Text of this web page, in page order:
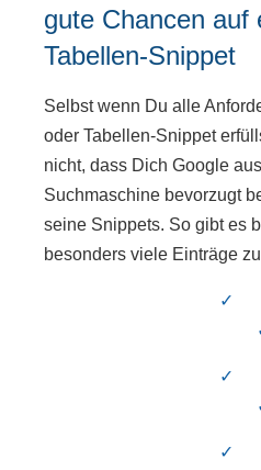
gute Chancen auf
Tabellen-Snippet
Selbst wenn Du alle
oder Tabellen-Snippet
nicht, dass Dich Google
Suchmaschine bevorzugt
seine Snippets. So gibt es
besonders viele Einträge